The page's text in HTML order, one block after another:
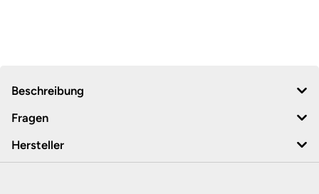
Beschreibung
Fragen
Hersteller